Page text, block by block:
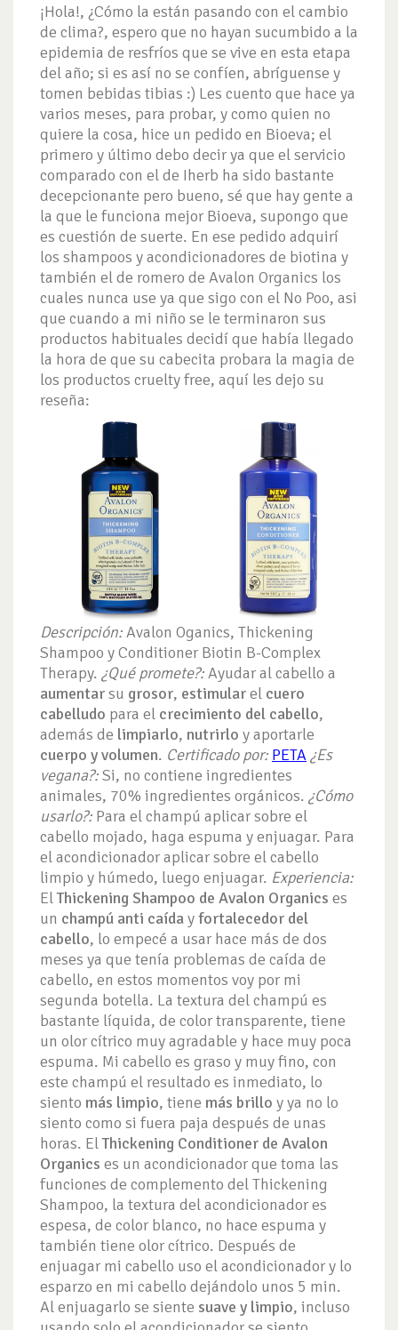
¡Hola!, ¿Cómo la están pasando con el cambio
de clima?, espero que no hayan sucumbido a la
epidemia de resfríos que se vive en esta etapa
del año; si es así no se confíen, abríguense y
tomen bebidas tibias :) Les cuento que hace ya
varios meses, para probar, y como quien no
quiere la cosa, hice un pedido en Bioeva; el
primero y último debo decir ya que el servicio
comparado con el de Iherb ha sido bastante
decepcionante pero bueno, sé que hay gente a
la que le funciona mejor Bioeva, supongo que
es cuestión de suerte. En ese pedido adquirí
los shampoos y acondicionadores de biotina y
también el de romero de Avalon Organics los
cuales nunca use ya que sigo con el No Poo, asi
que cuando a mi niño se le terminaron sus
productos habituales decidí que había llegado
la hora de que su cabecita probara la magia de
los productos cruelty free, aquí les dejo su
reseña:
Descripción:Avalon Oganics, Thickening
Shampoo y Conditioner Biotin B-Complex
Therapy. ¿Qué promete?:Ayudar al cabello a
aumentarsu grosor, estimularel cuero
cabelludo para el crecimiento del cabello,
además de limpiarlo, nutrirlo y aportarle
cuerpo y volumen. Certificado por: PETA¿Es
vegana?:Si, no contiene ingredientes
animales, 70% ingredientes orgánicos. ¿Cómo
usarlo?: Para el champú aplicar sobre el
cabello mojado, haga espuma y enjuagar. Para
el acondicionador aplicar sobre el cabello
limpio y húmedo, luego enjuagar. Experiencia:
ElThickening Shampoo de Avalon Organics es
un champú anti caídayfortalecedor del
cabello, lo empecé a usar hace más de dos
meses ya que tenía problemas de caída de
cabello, en estos momentos voy por mi
segunda botella. La textura del champú es
bastante líquida, de color transparente, tiene
un olor cítrico muy agradable y hace muy poca
espuma. Mi cabello es graso y muy fino, con
este champú el resultado es inmediato, lo
siento más limpio, tiene más brillo y ya no lo
siento como si fuera paja después de unas
horas. ElThickening Conditioner de Avalon
Organics es un acondicionador que toma las
funciones de complemento del Thickening
Shampoo, la textura del acondicionador es
espesa, de color blanco, no hace espuma y
también tiene olor cítrico. Después de
enjuagar mi cabello uso el acondicionador y lo
esparzo en mi cabello dejándolo unos 5 min.
Al enjuagarlo se siente suave y limpio, incluso